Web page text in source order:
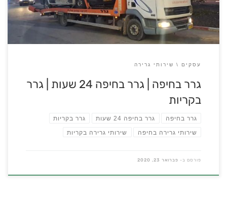
רכבים משאיות עד 7 וחצי […]
עסקים שירותי גרירה
גרר בחיפה​ | גרר בחיפה 24 שעות | גרר
בקריות
גרר בחיפה גרר בחיפה 24 שעות גרר בקריות
שירותי גרירה בחיפה שירותי גרירה בקריות
פורסם ב- פברואר 23, 2020